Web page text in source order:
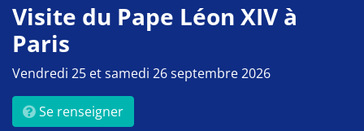
Visite du Pape Léon XIV à
Paris
Vendredi 25 et samedi 26 septembre 2026
Se renseigner